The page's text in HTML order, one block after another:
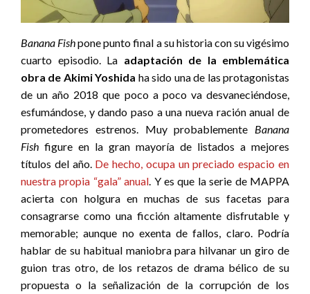
Banana Fishpone punto final a su historia con su vigésimo
cuarto episodio. La adaptación de la emblemática
obra de Akimi Yoshida ha sido una de las protagonistas
de un año 2018 que poco a poco va desvaneciéndose,
esfumándose, y dando paso a una nueva ración anual de
prometedores estrenos. Muy probablemente Banana
Fish figure en la gran mayoría de listados a mejores
títulos del año. De hecho, ocupa un preciado espacio en
nuestra propia “gala” anual . Y es que la serie de MAPPA
acierta con holgura en muchas de sus facetas para
consagrarse como una ficción altamente disfrutable y
memorable; aunque no exenta de fallos, claro. Podría
hablar de su habitual maniobra para hilvanar un giro de
guion tras otro, de los retazos de drama bélico de su
propuesta o la señalización de la corrupción de los